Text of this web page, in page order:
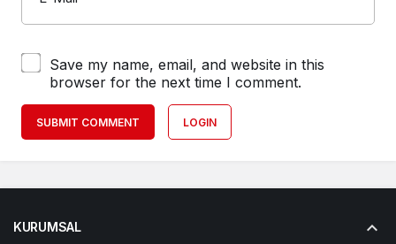
Save my name, email, and website in this
browser for the next time I comment.
SUBMIT COMMENT LOGIN
KURUMSAL